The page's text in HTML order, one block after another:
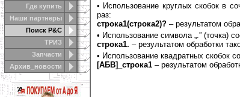
Где купить
Наши партнеры
Поиск Р&С
ТРИЗ
Запчасти
Архив_новости
• Использование круглых скобок в
раз:
строка1(строка2)? – результатом
• Использование символа „.” (точка)
строка1. – результатом обработки
• Использование квадратных скобок
[АБВ]_строка1 – результатом